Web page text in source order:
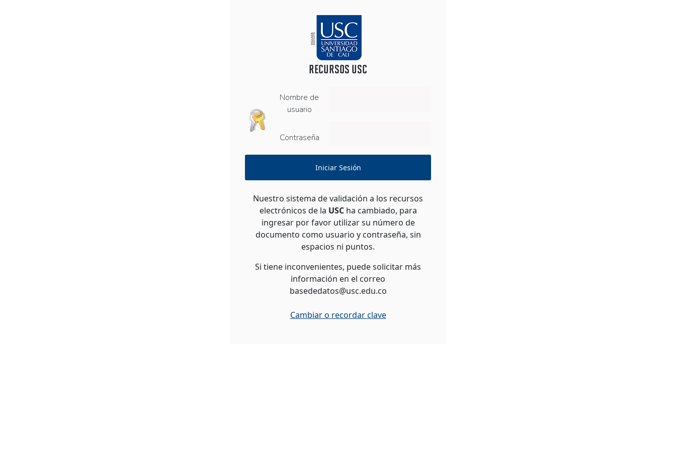
RECURSOS USC
Nombre de
usuario
Contraseña
Iniciar Sesión
Nuestro sistema de validación a los recursos
electrónicos de la USCha cambiado, para
ingresar por favor utilizar su número de
documento como usuario y contraseña, sin
espacios ni puntos.
Si tiene inconvenientes, puede solicitar más
información en el correo
basededatos@usc.edu.co
Cambiar o recordar clave